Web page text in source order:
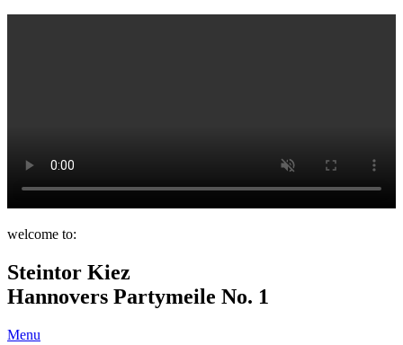
welcome to:
Steintor Kiez
Hannovers Partymeile No. 1
Menu